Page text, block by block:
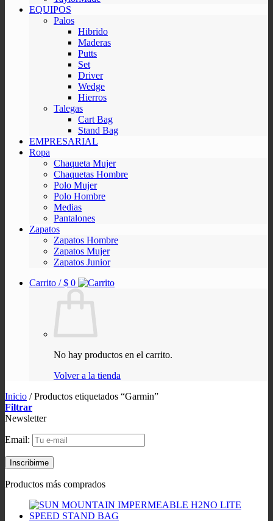
EQUIPOS
Palos
Hibrido
Maderas
Putts
Set
Driver
Wedge
Hierros
Talegas
Cart Bag
Stand Bag
EMPRESARIAL
Ropa
Chaqueta Mujer
Chaquetas Hombre
Polo Mujer
Polo Hombre
Medias
Pantalones
Zapatos
Zapatos Hombre
Zapatos Mujer
Zapatos Junior
Carrito /$ 0
No hay productos en el carrito.
Volver a la tienda
Inicio /Productos etiquetados “Garmin”
Filtrar
Newsletter
Email:
Productos más comprados